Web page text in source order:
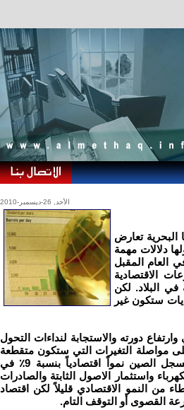
الأحد, 26-ديسمبر-2010
البحرية تعارض
دلالات مهمة
العام المقبل
الاقتصادية
في البلاد. لكن
ستكون غير
دورته والاستجابة لنداءات التحول
مواصلة التغيرات التي ستكون متقطعة
على المدى القريب ومن الأصعب تنفيذها إذا تأجلت.وتسجل الصين نمواً اقتصادياً بنسبة ‬9٪ في
واستثمار الاصول الثابتة والصادرات
من النمو الاقتصادي قليلاً لكن اقتصاد
القصوى أو التوقف التام.